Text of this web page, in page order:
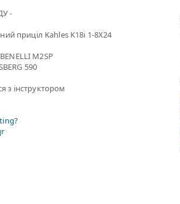
-
приціл Kahles K18i 1-8X24
M2SP
590
з інструктором